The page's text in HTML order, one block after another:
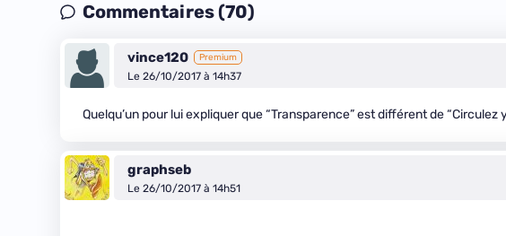
Commentaires (70)
vince120 Premium
Le 26/10/2017 à 14h37
Quelqu’un pour lui expliquer que “Transparence” est différent de “Circulez
graphseb
Le 26/10/2017 à 14h51